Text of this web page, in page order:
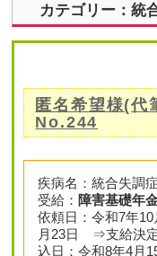
カテゴリー：統
匿名希望様(
No.244
疾病名：統合失調症
受給： 障害基礎年
依頼日：令和7年
月23日 ⇒支給決
込日：令和8年4月